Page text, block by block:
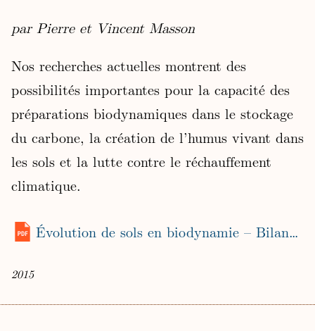
par Pierre et Vincent Masson
Nos recherches actuelles montrent des
possibilités importantes pour la capacité des
préparations biodynamiques dans le stockage
du carbone, la création de l’humus vivant dans
les sols et la lutte contre le réchauffement
climatique.
Évolution de sols en biodynamie – Bilan carbone et changement climatique
2015